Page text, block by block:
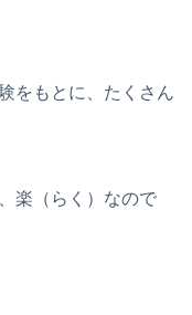
をもとに、たくさん
楽（らく）なので